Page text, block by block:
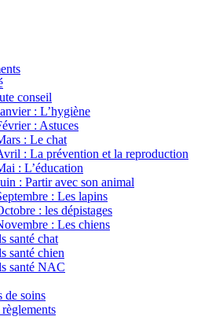
conseil
: L’hygiène
: Astuces
: Le chat
: La prévention et la reproduction
: L’éducation
: Partir avec son animal
: Les lapins
: les dépistages
: Les chiens
santé chat
santé chien
santé NAC
de soins